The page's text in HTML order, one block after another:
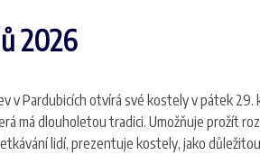
2026
v Pardubicích otvírá své kostely v pátek
má dlouholetou tradici. Umožňuje prožít
lidí, prezentuje kostely, jako